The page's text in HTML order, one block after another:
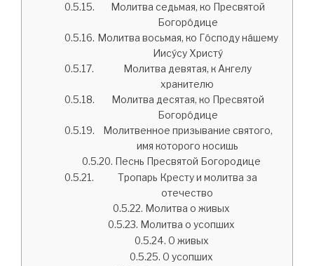
Молитва седьмая, ко Пресвятой
Богоро́дице
Молитва восьмая, ко Го́споду на́шему
Иису́су Христу́
Молитва девятая, к Ангелу
хранителю
Молитва десятая, ко Пресвятой
Богоро́дице
Молитвенное призывание святого,
имя которого носишь
Песнь Пресвятой Богородице
Тропарь Кресту и молитва за
отечество
Молитва о живых
Молитва о усопших
О живых
О усопших